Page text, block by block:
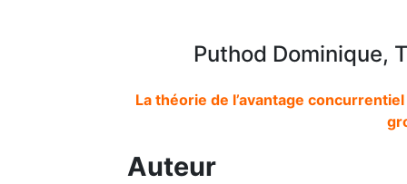
Puthod Dominique,
La théorie de l’avantage
Auteur